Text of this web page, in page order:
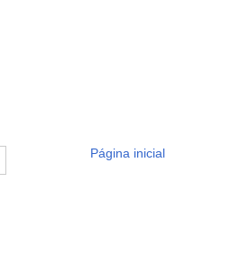
Página inicial